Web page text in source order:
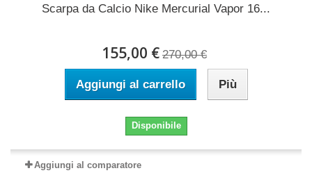
Scarpa da Calcio Nike Mercurial Vapor 16...
155,00 € 270,00 €
Aggiungi al carrello Più
Disponibile
Aggiungi al comparatore